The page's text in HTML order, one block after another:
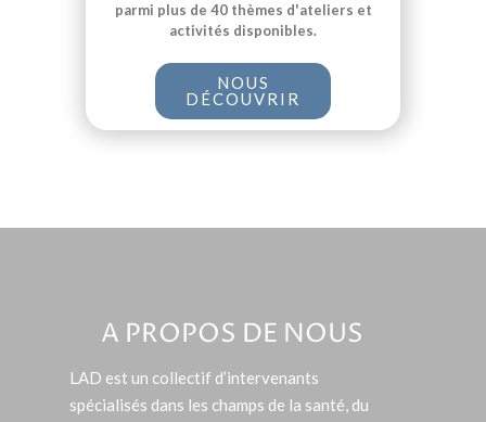
parmi plus de 40 thèmes d'ateliers et
activités disponibles.
NOUS
DÉCOUVRIR
A PROPOS DE NOUS
LAD est un collectif d’intervenants
spécialisés dans les champs de la santé, du